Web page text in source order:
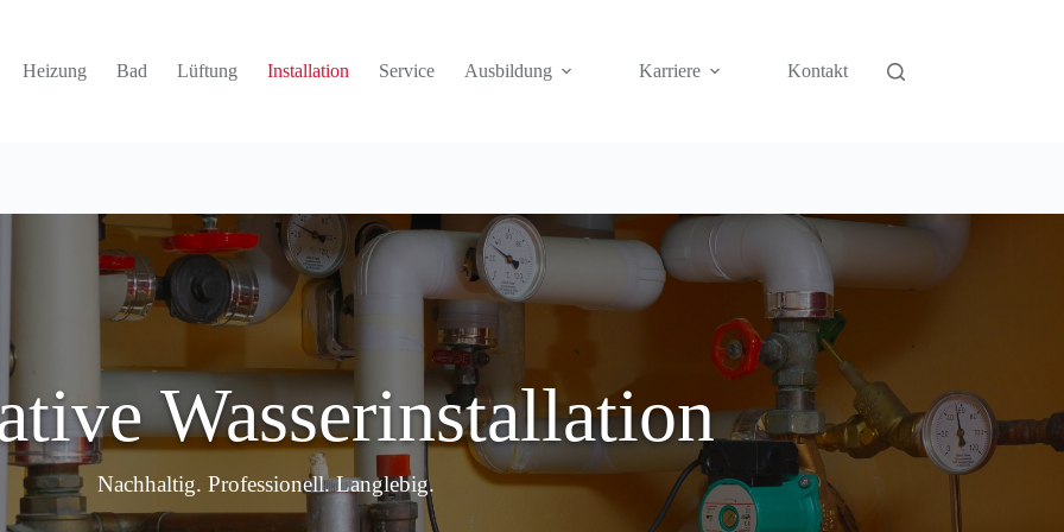
Heizung Bad Lüftung Installation Service Ausbildung Karriere Kontakt
Wasserinstallation
Nachhaltig. Professionell. Langlebig.